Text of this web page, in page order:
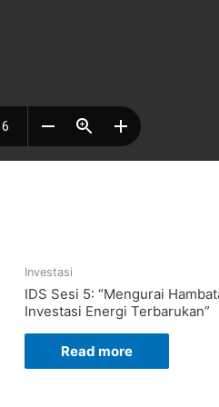
Investasi
IDS Sesi 5: “Mengurai
Investasi Energi Terbarukan”
Read more